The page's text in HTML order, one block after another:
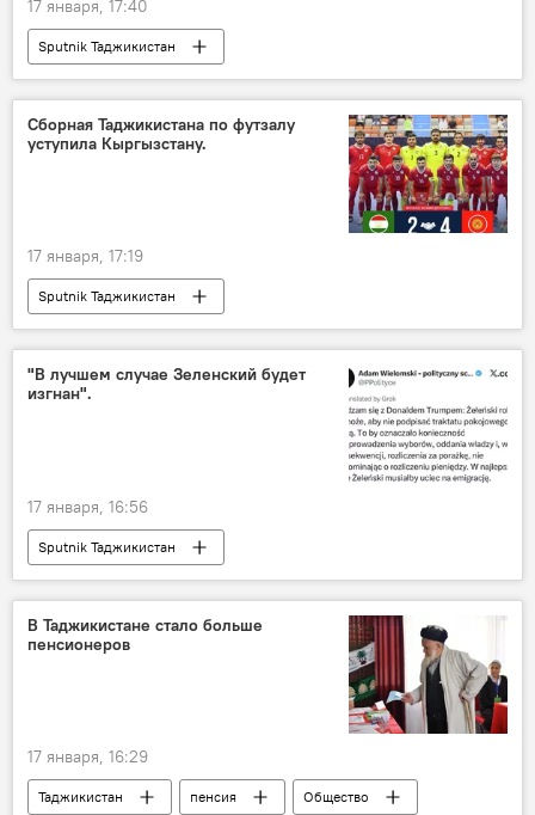
17 января, 17:40
Sputnik Таджикистан
Сборная Таджикистана по футзалу
уступила Кыргызстану.
17 января, 17:19
Sputnik Таджикистан
"В лучшем случае Зеленский будет
изгнан".
17 января, 16:56
Sputnik Таджикистан
В Таджикистане стало больше
пенсионеров
17 января, 16:29
Таджикистан пенсия
Общество